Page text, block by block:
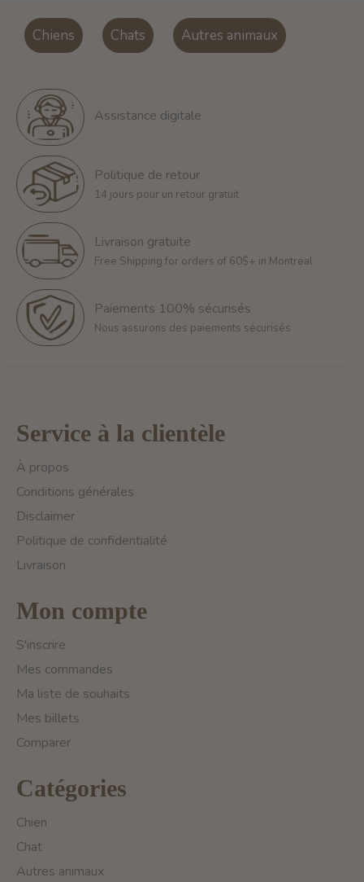
Chiens Chats Autres animaux
Assistance digitale
Politique de retour
14 jours pour un retour gratuit
Livraison gratuite
Free Shipping for orders of 60$+ in Montreal
Paiements 100% sécurisés
Nous assurons des paiements sécurisés
Service à la clientèle
À propos
Conditions générales
Disclaimer
Politique de confidentialité
Livraison
Mon compte
S'inscrire
Mes commandes
Ma liste de souhaits
Mes billets
Comparer
Catégories
Chien
Chat
Autres animaux